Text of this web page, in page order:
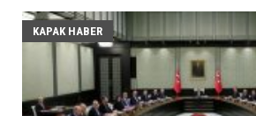
KAPAK HABER